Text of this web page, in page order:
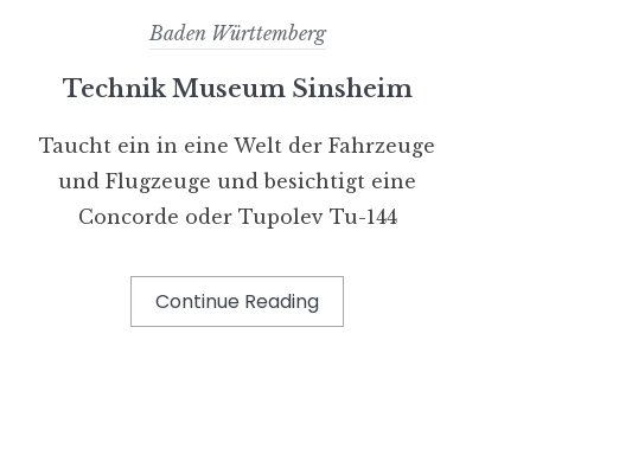
Baden Württemberg
Technik Museum Sinsheim
Taucht ein in eine Welt der Fahrzeuge
und Flugzeuge und besichtigt eine
Concorde oder Tupolev Tu-144
Continue Reading